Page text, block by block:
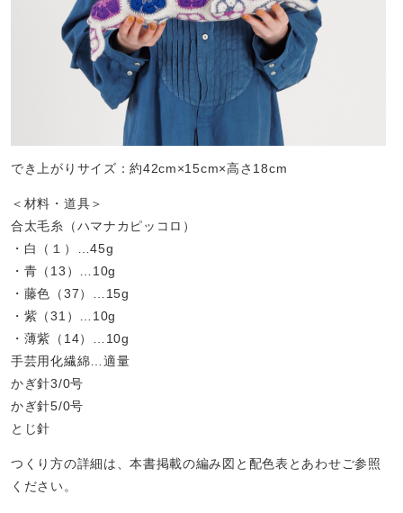
でき上がりサイズ：約42cm×15cm×高さ18cm
＜材料・道具＞
合太毛糸（ハマナカピッコロ）
・白（１）…45g
・青（13）…10g
・藤色（37）…15g
・紫（31）…10g
・薄紫（14）…10g
手芸用化繊綿…適量
かぎ針3/0号
かぎ針5/0号
とじ針
つくり方の詳細は、本書掲載の編み図と配色表とあわせご参照
ください。